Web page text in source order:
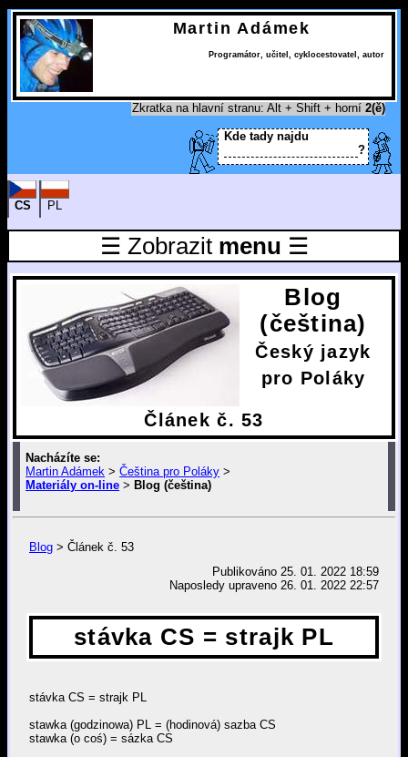
Martin Adámek
Programátor, učitel cyklocestovatel autor
Zkratka na hlavní stranu: Alt + Shift + horní 2(ě)
Kde tady najdu
?
CS PL
☰ Zobrazit menu ☰
Blog
(čeština)
Český jazyk
pro Poláky
Článek č. 53
Nacházíte se:
Martin Adámek >Čeština pro Poláky >
Materiály on-line >Blog (čeština)
Blog > Článek č. 53
Publikováno 25. 01. 2022 18:59
Naposledy upraveno 26. 01. 2022 22:57
stávka CS = strajk PL
stávka CS = strajk PL
stawka (godzinowa) PL = (hodinová) sazba CS
stawka (o coś) = sázka CS